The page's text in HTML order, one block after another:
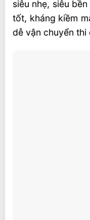
siêu nhẹ, siêu
tốt, kháng kiềm
dễ vận chuyển